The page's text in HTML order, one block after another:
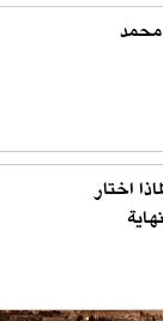
محمد
اختار